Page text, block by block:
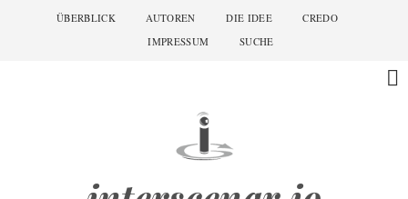
ÜBERBLICK AUTOREN DIE IDEE
CREDO
IMPRESSUM
SUCHE